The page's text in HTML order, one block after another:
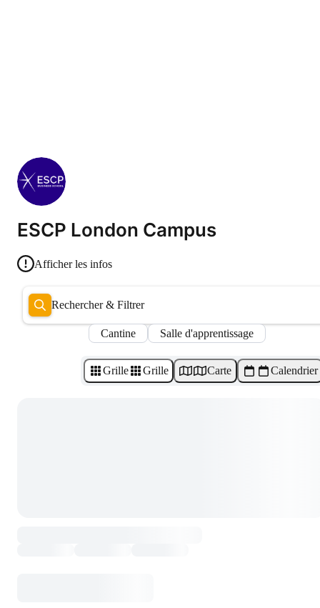
ESCP London Campus
Afficher les infos
Rechercher & Filtrer
Cantine Salle d'apprentissage
Grille Grille Carte Calendrier